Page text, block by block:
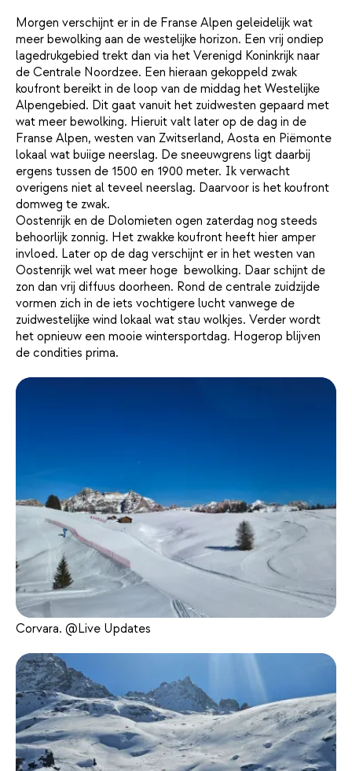
Morgen verschijnt er in de Franse Alpen geleidelijk wat
meer bewolking aan de westelijke horizon. Een vrij ondiep
lagedrukgebied trekt dan via het Verenigd Koninkrijk naar
de Centrale Noordzee. Een hieraan gekoppeld zwak
koufront bereikt in de loop van de middag het Westelijke
Alpengebied. Dit gaat vanuit het zuidwesten gepaard met
wat meer bewolking. Hieruit valt later op de dag in de
Franse Alpen, westen van Zwitserland, Aosta en Piëmonte
lokaal wat buiige neerslag. De sneeuwgrens ligt daarbij
ergens tussen de 1500 en 1900 meter. Ik verwacht
overigens niet al teveel neerslag. Daarvoor is het koufront
domweg te zwak.
Oostenrijk en de Dolomieten ogen zaterdag nog steeds
behoorlijk zonnig. Het zwakke koufront heeft hier amper
invloed. Later op de dag verschijnt er in het westen van
Oostenrijk wel wat meer hoge bewolking. Daar schijnt de
zon dan vrij diffuus doorheen. Rond de centrale zuidzijde
vormen zich in de iets vochtigere lucht vanwege de
zuidwestelijke wind lokaal wat stau wolkjes. Verder wordt
het opnieuw een mooie wintersportdag. Hogerop blijven
de condities prima.
Corvara. @Live Updates